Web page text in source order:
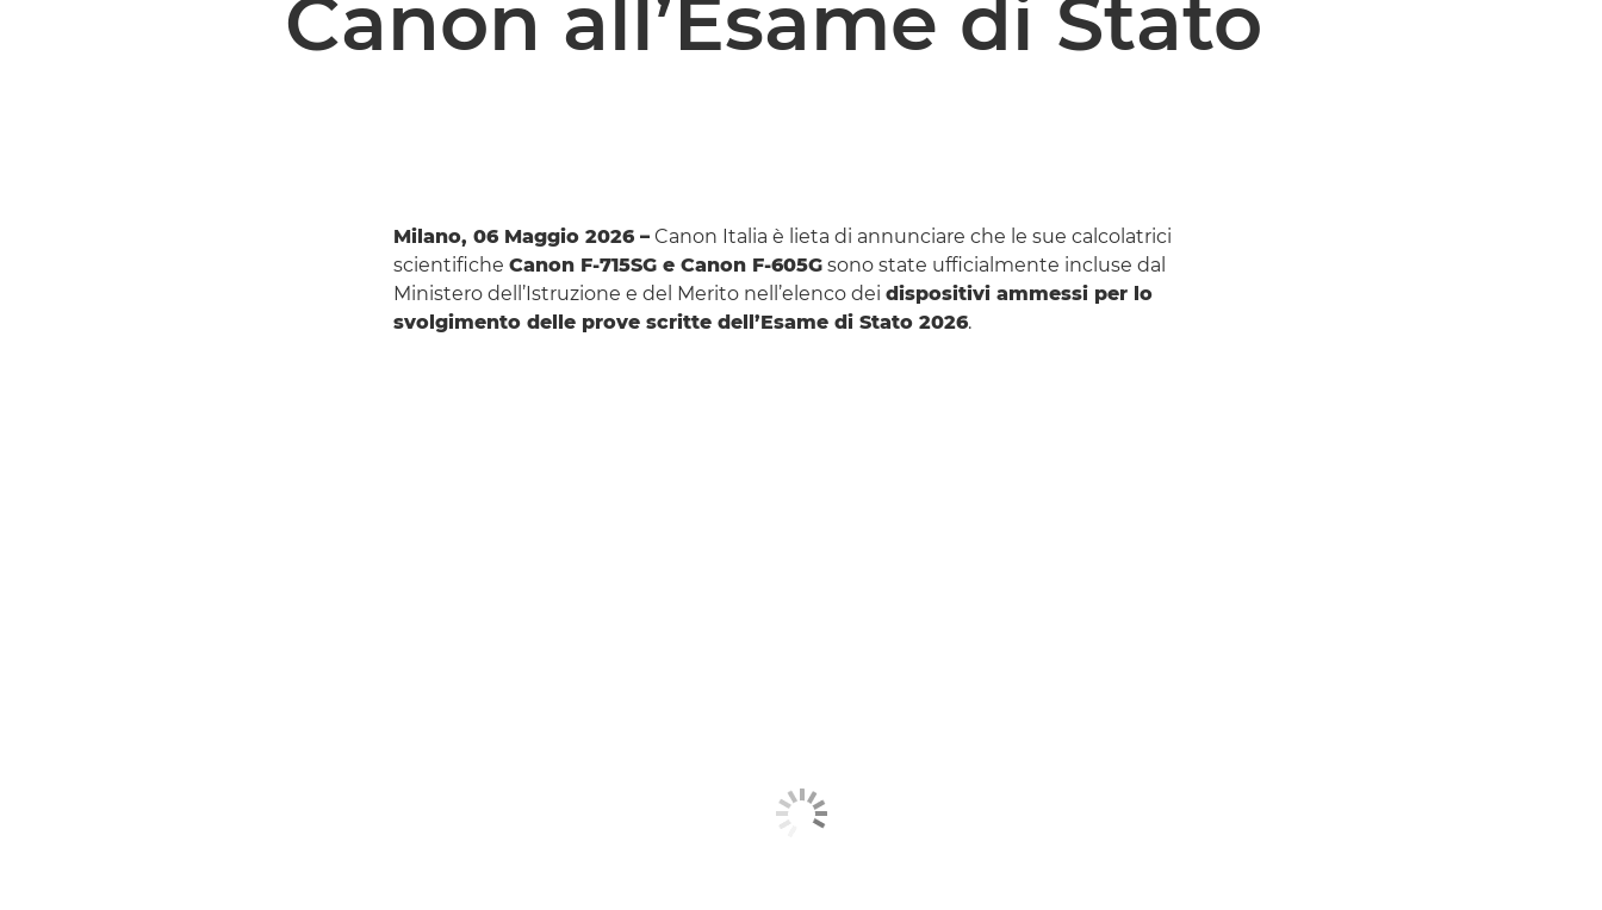
Canon all’Esame di Stato
Milano, 06 Maggio 2026 – Canon Italia è lieta di annunciare che le sue calcolatrici
scientifiche Canon F-715SG e Canon F-605G sono state ufficialmente incluse dal
Ministero dell’Istruzione e del Merito nell’elenco dei dispositivi ammessi per lo
svolgimento delle prove scritte dell’Esame di Stato 2026.